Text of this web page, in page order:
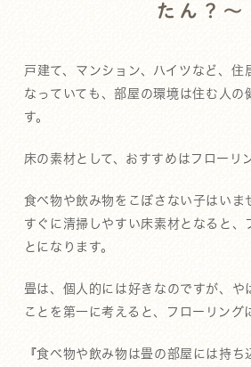
たん？～
戸建て、マンション、ハイツなど、住
なっていても、部屋の環境は住む人の
す。
床の素材として、おすすめはフローリ
食べ物や飲み物をこぼさない子はいま
すぐに清掃しやすい床素材となると、
とになります。
畳は、個人的には好きなのですが、や
ことを第一に考えると、フローリング
『食べ物や飲み物は畳の部屋には持ち